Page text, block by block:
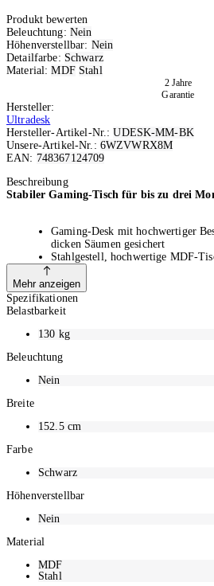
Produkt bewerten
Beleuchtung: Nein
Höhenverstellbar: Nein
Detailfarbe: Schwarz
Material:MDF Stahl
2 Jahre
Garantie
Hersteller:
Ultradesk
Hersteller-Artikel-Nr.:UDESK-MM-BK
Unsere-Artikel-Nr.: 6WZVWRX8M
EAN: 748367124709
Beschreibung
Stabiler Gaming-Tisch für bis zu drei
Gaming-Desk mit hochwertiger
dicken Säumen gesichert
Stahlgestell, hochwertige MDF-
Grosse Tischfläche mit 152.5 cm
Monitore
Einfache Einrichtung, in kürzester
Headset- und Getränkehalter,
Mehr anzeigen
Spezifikationen
Belastbarkeit
130 kg
Beleuchtung
Nein
Breite
152.5 cm
Farbe
Schwarz
Höhenverstellbar
Nein
Material
MDF
Stahl